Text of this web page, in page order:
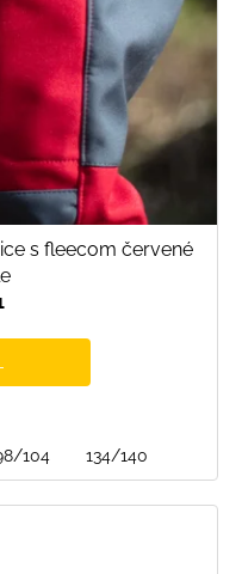
s fleecom červené
104 134/140